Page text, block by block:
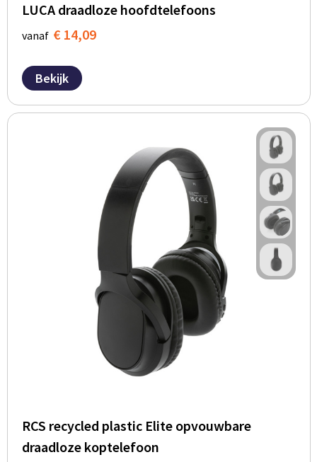
LUCA draadloze hoofdtelefoons
vanaf € 14,09
Bekijk
RCS recycled plastic Elite opvouwbare
draadloze koptelefoon